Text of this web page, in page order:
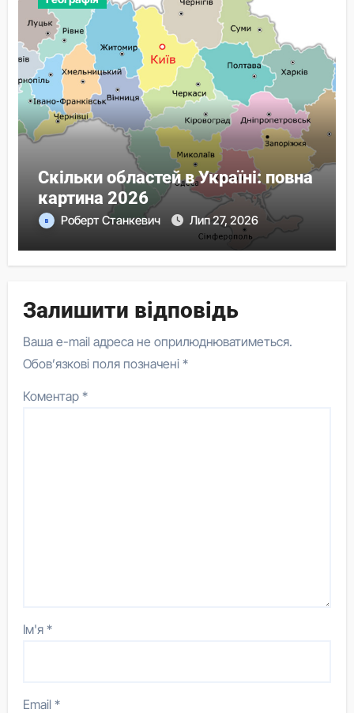
Скільки областей в Україні: повна
картина 2026
Роберт Станкевич Лип 27, 2026
Залишити відповідь
Ваша e-mail адреса не оприлюднюватиметься.
Обов’язкові поля позначені*
Коментар*
Ім'я*
Email*